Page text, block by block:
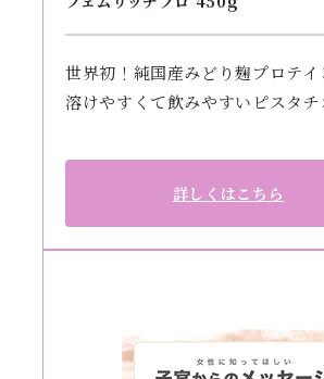
世界初！純国産みどり麹プロテイ
溶けやすくて飲みやすいピスタチ
詳しくはこちら